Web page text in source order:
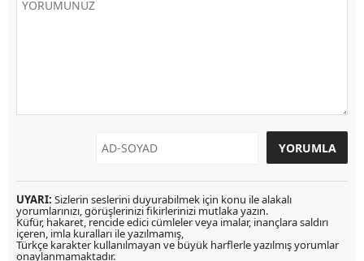
UYARI: Sizlerin seslerini duyurabilmek için konu ile alakalı
yorumlarınızı, görüşlerinizi fikirlerinizi mutlaka yazın.
Küfür, hakaret, rencide edici cümleler veya imalar, inançlara saldırı
içeren, imla kuralları ile yazılmamış,
Türkçe karakter kullanılmayan ve büyük harflerle yazılmış yorumlar
onaylanmamaktadır.